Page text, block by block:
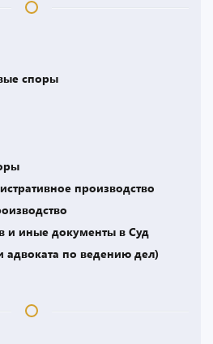
споры
производство
и иные документы в Суд
по ведению дел)